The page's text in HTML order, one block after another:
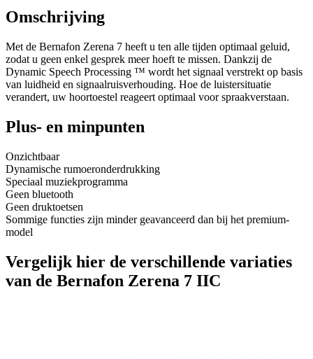
Omschrijving
Met de Bernafon Zerena 7 heeft u ten alle tijden optimaal geluid,
zodat u geen enkel gesprek meer hoeft te missen. Dankzij de
Dynamic Speech Processing ™ wordt het signaal verstrekt op basis
van luidheid en signaalruisverhouding. Hoe de luistersituatie
verandert, uw hoortoestel reageert optimaal voor spraakverstaan.
Plus- en minpunten
Onzichtbaar
Dynamische rumoeronderdrukking
Speciaal muziekprogramma
Geen bluetooth
Geen druktoetsen
Sommige functies zijn minder geavanceerd dan bij het premium-
model
Vergelijk hier de verschillende variaties
van de Bernafon Zerena 7 IIC